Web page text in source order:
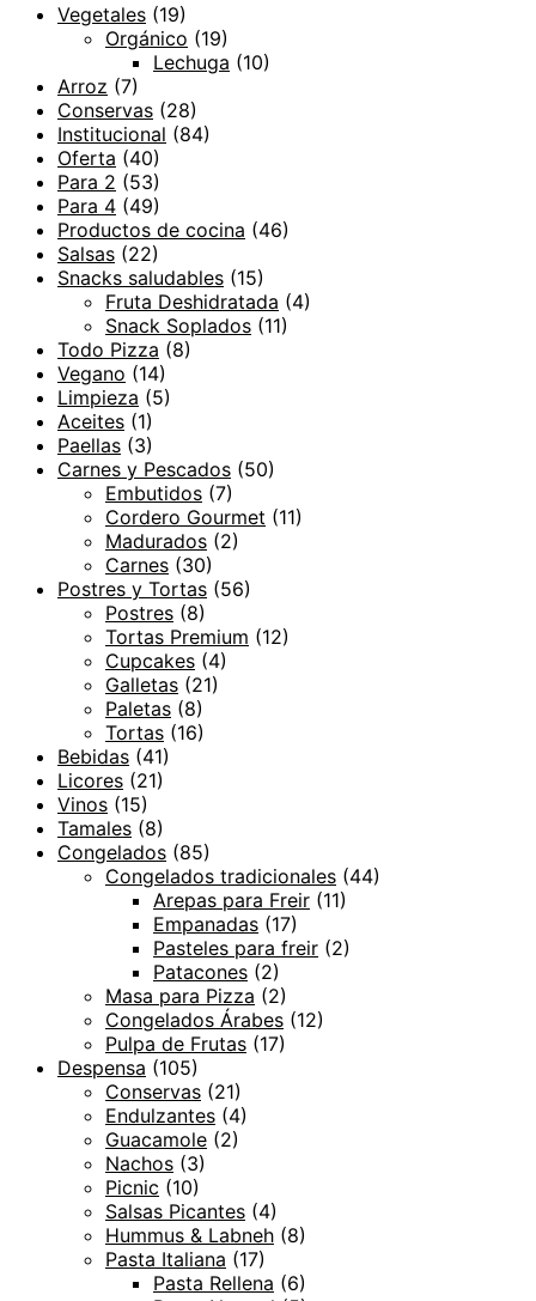
Vegetales (19)
Orgánico (19)
Lechuga (10)
Arroz (7)
Conservas (28)
Institucional (84)
Oferta (40)
Para 2 (53)
Para 4 (49)
Productos de cocina (46)
Salsas (22)
Snacks saludables (15)
Fruta Deshidratada (4)
Snack Soplados (11)
Todo Pizza (8)
Vegano (14)
Limpieza (5)
Aceites (1)
Paellas (3)
Carnes y Pescados (50)
Embutidos (7)
Cordero Gourmet (11)
Madurados (2)
Carnes (30)
Postres y Tortas (56)
Postres (8)
Tortas Premium (12)
Cupcakes (4)
Galletas (21)
Paletas (8)
Tortas (16)
Bebidas (41)
Licores (21)
Vinos (15)
Tamales (8)
Congelados (85)
Congelados tradicionales (44)
Arepas para Freir (11)
Empanadas (17)
Pasteles para freir (2)
Patacones (2)
Masa para Pizza (2)
Congelados Árabes (12)
Pulpa de Frutas (17)
Despensa (105)
Conservas (21)
Endulzantes (4)
Guacamole (2)
Nachos (3)
Picnic (10)
Salsas Picantes (4)
Hummus & Labneh (8)
Pasta Italiana (17)
Pasta Rellena (6)